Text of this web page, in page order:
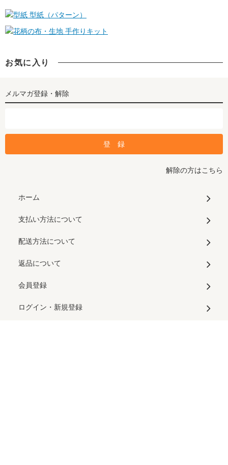
型紙（パターン）
手作りキット
お気に入り
メルマガ登録・解除
解除の方はこちら
ホーム
支払い方法について
配送方法について
返品について
会員登録
ログイン・新規登録